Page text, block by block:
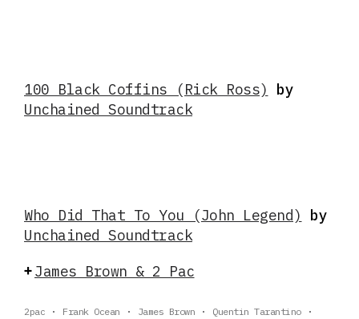
100 Black Coffins (Rick Ross)
by
Unchained Soundtrack
Who Did That To You (John Legend)
by
Unchained Soundtrack
+James Brown & 2 Pac
2pac Frank Ocean James Brown Quentin Tarantino